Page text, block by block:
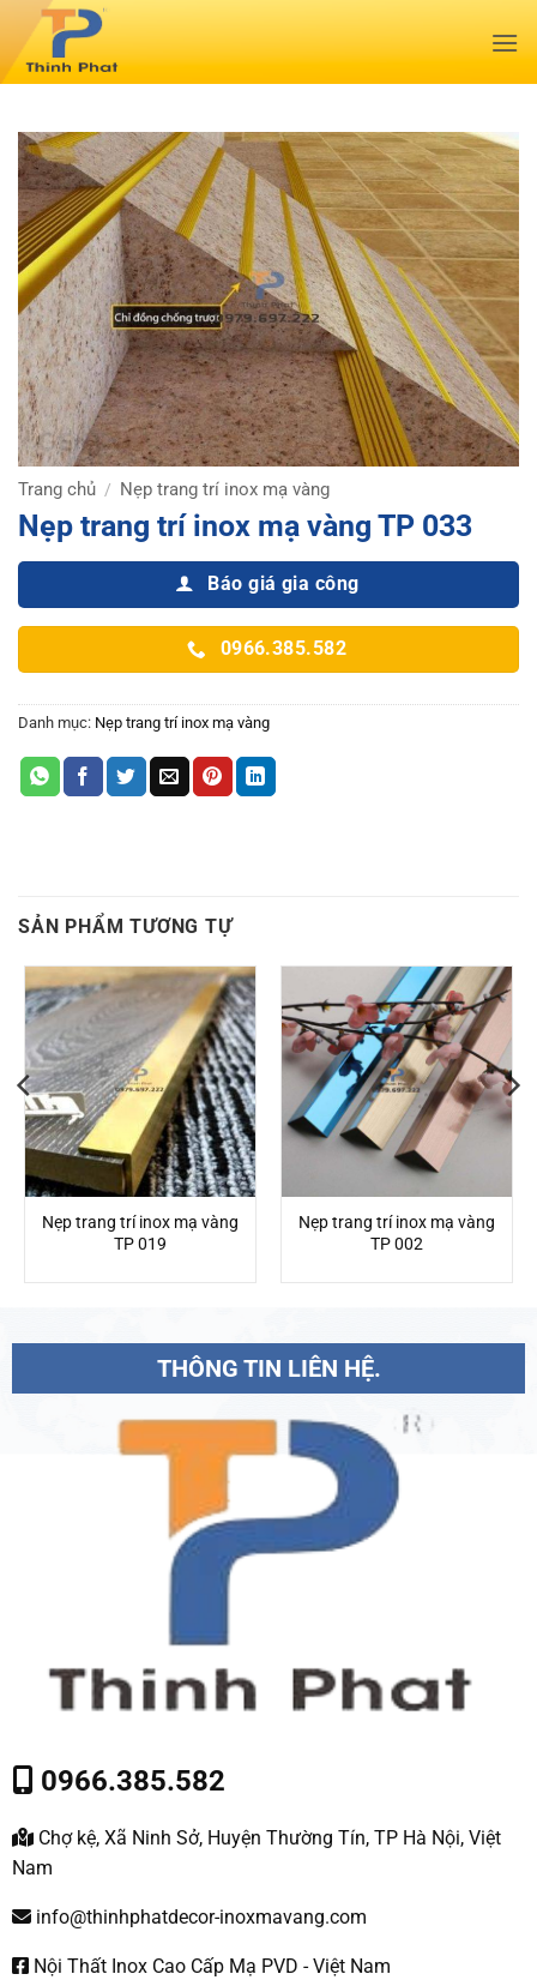
qua
nội
Trang chủ / Nẹp trang trí inox mạ vàng
Nẹp trang trí inox mạ vàng TP 033
Báo giá gia công
0966.385.582
Danh mục: Nẹp trang trí inox mạ vàng
SẢN PHẨM TƯƠNG TỰ
Nẹp trang trí inox mạ vàng
TP 019
Nẹp trang trí inox mạ vàng
TP 002
THÔNG TIN LIÊN HỆ.
0966.385.582
Chợ kệ, Xã Ninh Sở, Huyện Thường Tín, TP Hà Nội, Việt
Nam
info@thinhphatdecor-inoxmavang.com
Nội Thất Inox Cao Cấp Mạ PVD - Việt Nam